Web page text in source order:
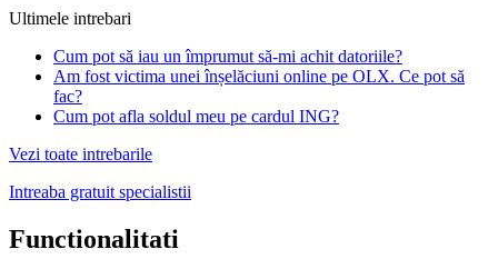
Ultimele intrebari
Cum pot să iau un împrumut să-mi achit datoriile?
Am fost victima unei înșelăciuni online pe OLX. Ce pot să
fac?
Cum pot afla soldul meu pe cardul ING?
Vezi toate intrebarile
Intreaba gratuit specialistii
Functionalitati